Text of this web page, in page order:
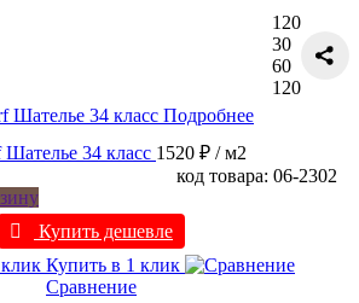
120
30
60
120
Подробнее
34 класс 1520 ₽ / м2
код товара: 06-2302
Купить дешевле
Купить в 1 клик
Сравнение